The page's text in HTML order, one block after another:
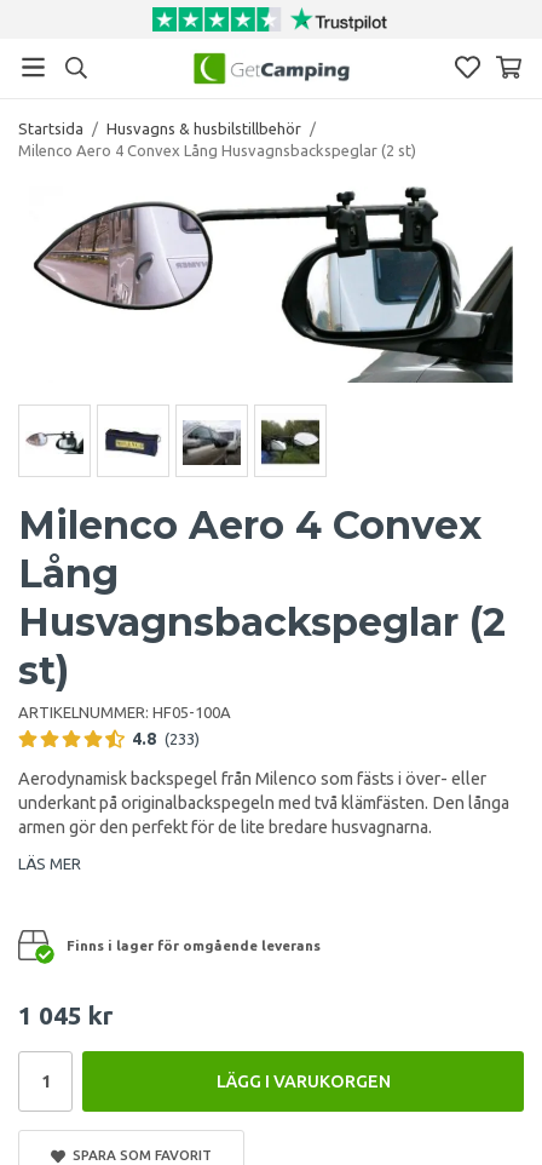
Startsida / Husvagns & husbilstillbehör /
Milenco Aero 4 Convex Lång Husvagnsbackspeglar (2 st)
Milenco Aero 4 Convex
Lång
Husvagnsbackspeglar (2
st)
ARTIKELNUMMER: HF05-100A
4.8 (233)
Aerodynamisk backspegel från Milenco som fästs i över- eller
underkant på originalbackspegeln med två klämfästen. Den långa
armen gör den perfekt för de lite bredare husvagnarna.
LÄS MER
Finns i lager för omgående leverans
1 045 kr
LÄGG I VARUKORGEN
SPARA SOM FAVORIT